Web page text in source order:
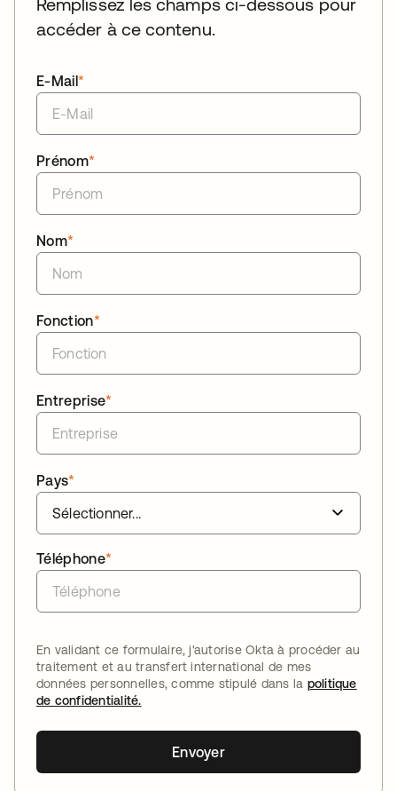
accéder à ce contenu.
*
E-Mail
*
Prénom
*
Nom
*
Fonction
*
Entreprise
*
Pays
*
Téléphone
En validant ce formulaire, j'autorise Okta à procéder au
traitement et au transfert international de mes
données personnelles, comme stipulé dans la politique
de confidentialité.
Envoyer